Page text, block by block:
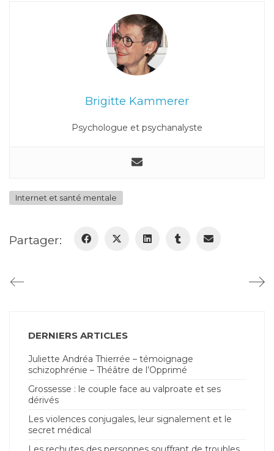
Brigitte Kammerer
Psychologue et psychanalyste
Internet et santé mentale
Partager:
DERNIERS ARTICLES
Juliette Andréa Thierrée – témoignage
schizophrénie – Théâtre de l’Opprimé
Grossesse : le couple face au valproate et ses
dérivés
Les violences conjugales, leur signalement et le
secret médical